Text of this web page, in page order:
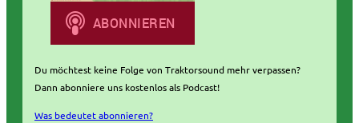
Du möchtest keine Folge von Traktorsound mehr verpassen?
Dann abonniere uns kostenlos als Podcast!
Was bedeutet abonnieren?